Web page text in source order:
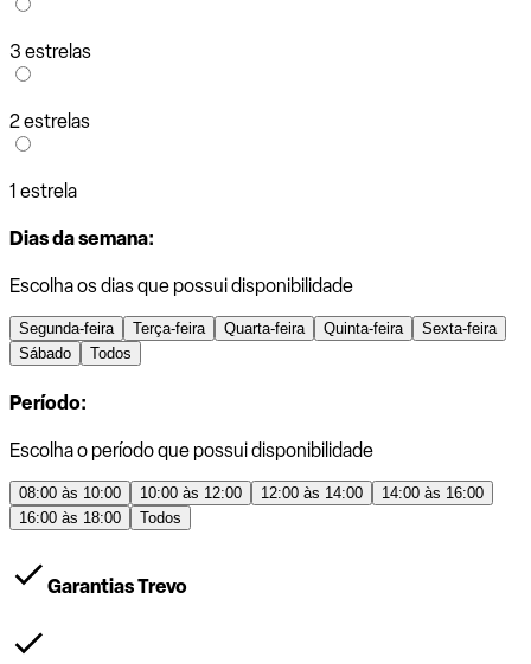
3 estrelas
2 estrelas
1 estrela
Dias da semana:
Escolha os dias que possui disponibilidade
Segunda-feira Terça-feira Quarta-feira Quinta-feira
Sexta-feira
Sábado
Todos
Período:
Escolha o período que possui disponibilidade
08:00 às 10:00 10:00 às 12:00 12:00 às 14:00
14:00 às 16:00
16:00 às 18:00
Todos
Garantias Trevo